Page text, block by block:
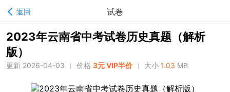
返回 试卷
2023年云南省中考试卷历史真题（解析
版）
更新 2026-04-03 价格 3元 VIP半价 大小 1.03 MB